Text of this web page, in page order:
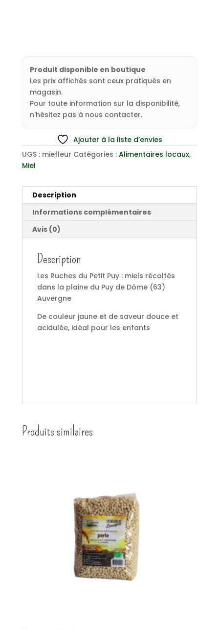
Produit disponible en boutique
Les prix affichés sont ceux pratiqués en
magasin.
Pour toute information sur la disponibilité,
n'hésitez pas à nous contacter.
Ajouter à la liste d’envies
UGS : miefleur Catégories : Alimentaires locaux,
Miel
Description
Informations complémentaires
Avis (0)
Description
Les Ruches du Petit Puy : miels récoltés
dans la plaine du Puy de Dôme (63)
Auvergne
De couleur jaune et de saveur douce et
acidulée, idéal pour les enfants
Produits similaires